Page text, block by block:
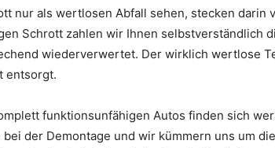
nur als wertlosen Abfall sehen, stecken
Schrott zahlen wir Ihnen selbstverständlich
wiederverwertet. Der wirklich wertlose
entsorgt.
funktionsunfähigen Autos finden sich
der Demontage und wir kümmern uns um